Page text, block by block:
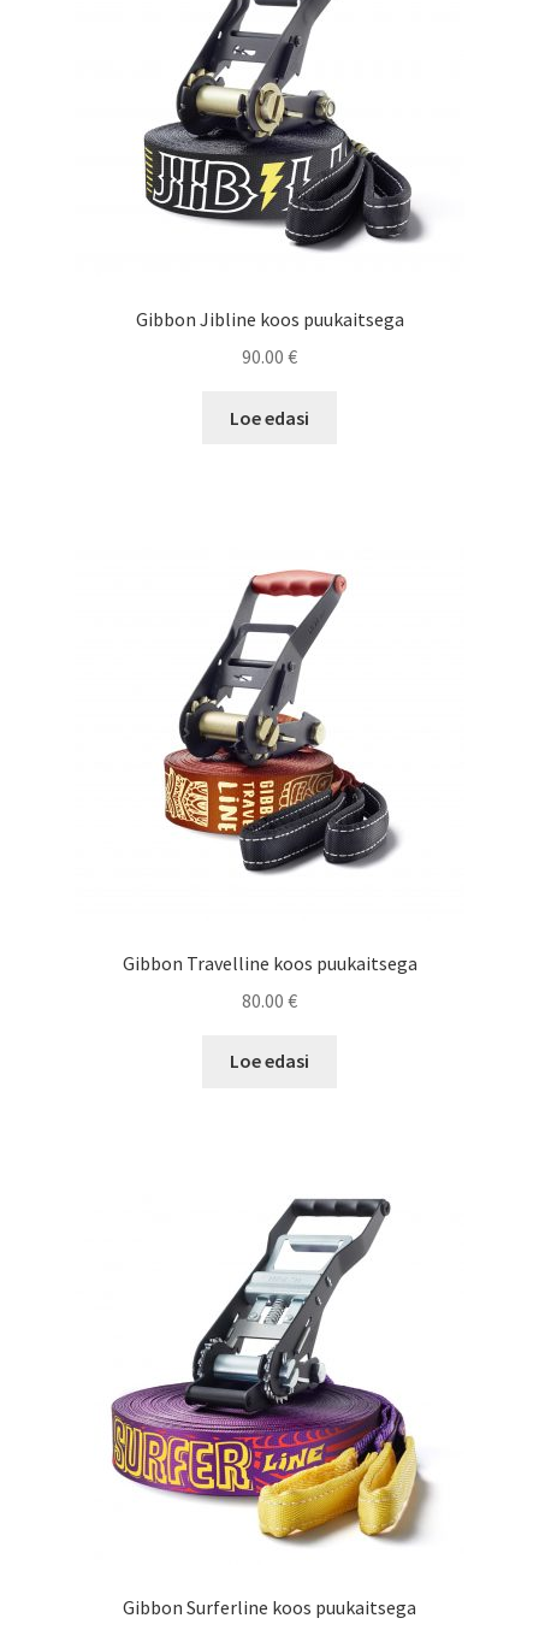
Gibbon Jibline koos puukaitsega
90.00 €
Loe edasi
Gibbon Travelline koos puukaitsega
80.00 €
Loe edasi
Gibbon Surferline koos puukaitsega